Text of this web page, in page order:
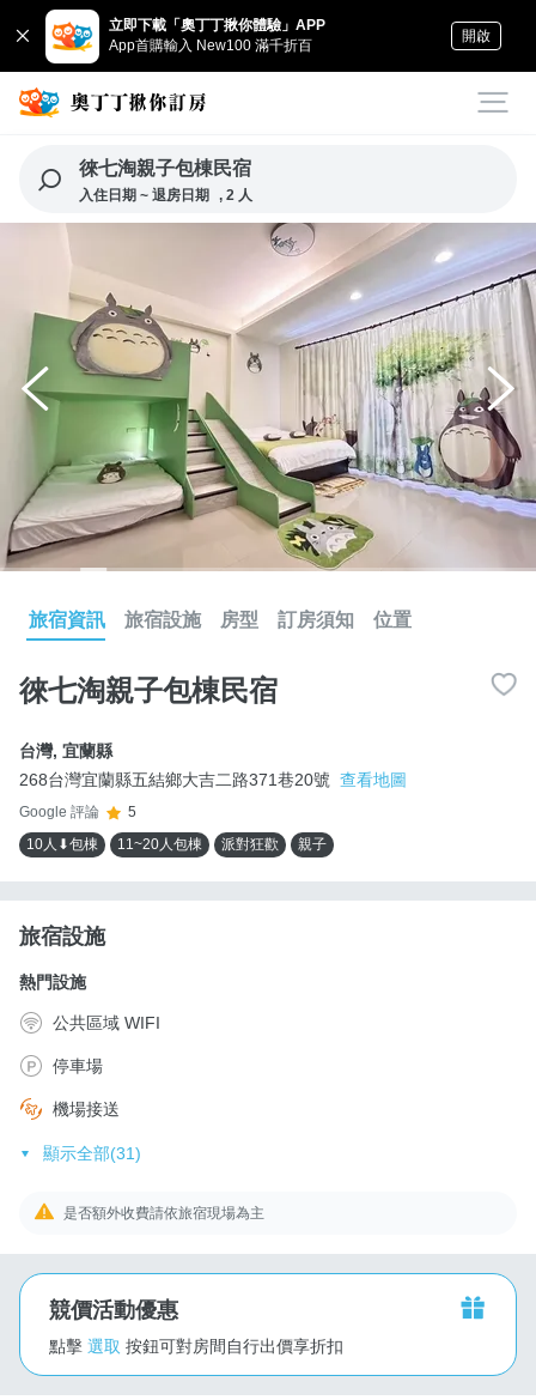
立即下載「奧丁丁揪你體驗」APP
App首購輸入 New100 滿千折百
開啟
徠七淘親子包棟民宿
入住日期 ~ 退房日期 , 2 人
旅宿資訊 旅宿設施 房型 訂房須知 位置
徠七淘親子包棟民宿
台灣, 宜蘭縣
268台灣宜蘭縣五結鄉大吉二路371巷20號 查看地圖
Google 評論
5
10人⬇包棟
11~20人包棟 派對狂歡 親子
旅宿設施
熱門設施
公共區域 WIFI
停車場
機場接送
顯示全部(31)
是否額外收費請依旅宿現場為主
競價活動優惠
點擊 選取 按鈕可對房間自行出價享折扣